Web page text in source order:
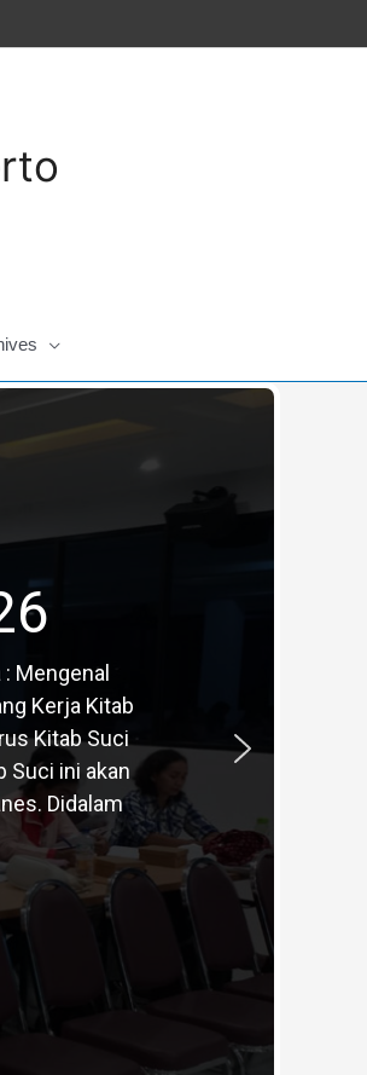
Mengenal
Kerja Kitab
Kitab Suci
Suci ini akan
Didalam